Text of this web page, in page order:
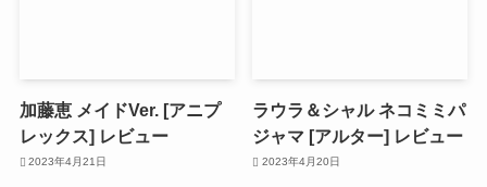
加藤恵 メイドVer. [アニプ
レックス] レビュー
2023年4月21日
ラウラ＆シャル ネコミミパ
ジャマ [アルター] レビュー
2023年4月20日